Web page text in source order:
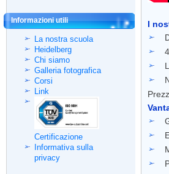
Informazioni utili
La nostra scuola
Heidelberg
Chi siamo
Galleria fotografica
Corsi
Link
Certificazione
Informativa sulla
privacy
I